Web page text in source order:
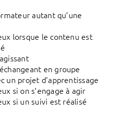
autant qu’une
lorsque le contenu est
en groupe
un projet d’apprentissage
si on s’engage à agir
si un suivi est réalisé